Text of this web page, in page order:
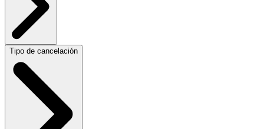
Tipo de cancelación